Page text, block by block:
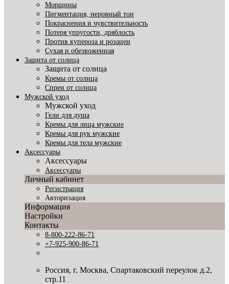
Морщины
Пигментация, неровный тон
Покраснения и чувствительность
Потеря упругости, дряблость
Против купероза и розацеи
Сухая и обезвоженная
Защита от солнца
Защита от солнца
Кремы от солнца
Спреи от солнца
Мужской уход
Мужской уход
Гели для душа
Кремы для лица мужские
Кремы для рук мужские
Кремы для тела мужские
Аксессуары
Аксессуары
Аксессуары
Личный кабинет
Регистрация
Авторизация
Информация
Настройки
Контакты
8-800-222-86-71
+7-925-900-86-71
Россия, г. Москва, Спартаковский переулок д.2,
стр.11